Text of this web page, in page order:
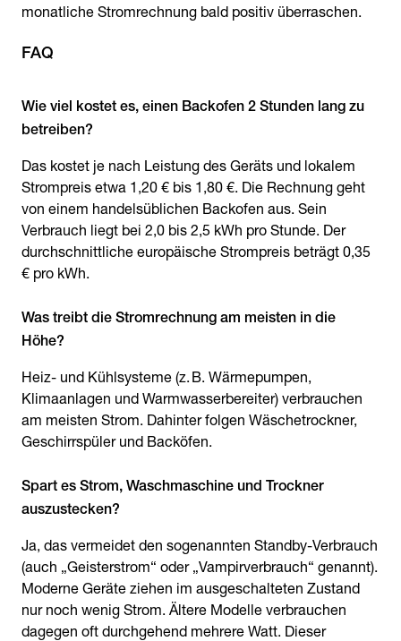
monatliche Stromrechnung bald positiv überraschen.
FAQ
Wie viel kostet es, einen Backofen 2 Stunden lang zu
betreiben?
Das kostet je nach Leistung des Geräts und lokalem
Strompreis etwa 1,20 € bis 1,80 €. Die Rechnung geht
von einem handelsüblichen Backofen aus. Sein
Verbrauch liegt bei 2,0 bis 2,5 kWh pro Stunde. Der
durchschnittliche europäische Strompreis beträgt 0,35
€ pro kWh.
Was treibt die Stromrechnung am meisten in die
Höhe?
Heiz- und Kühlsysteme (z. B. Wärmepumpen,
Klimaanlagen und Warmwasserbereiter) verbrauchen
am meisten Strom. Dahinter folgen Wäschetrockner,
Geschirrspüler und Backöfen.
Spart es Strom, Waschmaschine und Trockner
auszustecken?
Ja, das vermeidet den sogenannten Standby-Verbrauch
(auch „Geisterstrom“ oder „Vampirverbrauch“ genannt).
Moderne Geräte ziehen im ausgeschalteten Zustand
nur noch wenig Strom. Ältere Modelle verbrauchen
dagegen oft durchgehend mehrere Watt. Dieser